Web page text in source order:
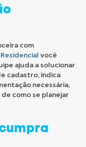
com
você
ajuda a solucionar
cadastro, indica
necessária,
como se planejar